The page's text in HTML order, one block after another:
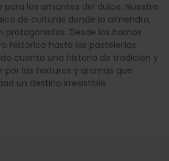
para los amantes del dulce. Nuestra
de culturas donde la almendra,
protagonistas. Desde los hornos
histórico hasta las pastelerías
cuenta una historia de tradición y
por las texturas y aromas que
un destino irresistible.